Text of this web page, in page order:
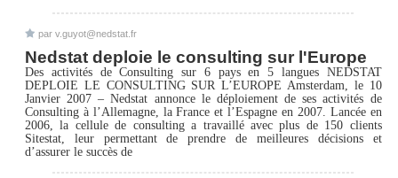
par v.guyot@nedstat.fr
Nedstat deploie le consulting sur l'Europe
Des activités de Consulting sur 6 pays en 5 langues NEDSTAT
DEPLOIE LE CONSULTING SUR L’EUROPE Amsterdam, le 10
Janvier 2007 – Nedstat annonce le déploiement de ses activités de
Consulting à l’Allemagne, la France et l’Espagne en 2007. Lancée en
2006, la cellule de consulting a travaillé avec plus de 150 clients
Sitestat, leur permettant de prendre de meilleures décisions et
d’assurer le succès de